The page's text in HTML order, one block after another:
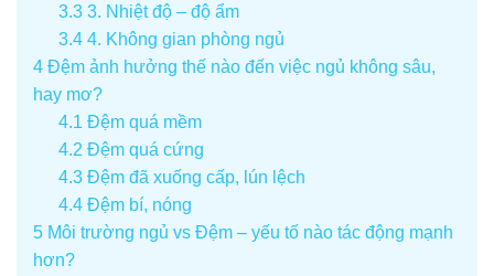
3.33. Nhiệt độ – độ ẩm
3.44. Không gian phòng ngủ
4 Đệm ảnh hưởng thế nào đến việc ngủ không sâu,
hay mơ?
4.1 Đệm quá mềm
4.2 Đệm quá cứng
4.3Đệm đã xuống cấp, lún lệch
4.4Đệm bí, nóng
5 Môi trường ngủ vs Đệm – yếu tố nào tác động mạnh
hơn?